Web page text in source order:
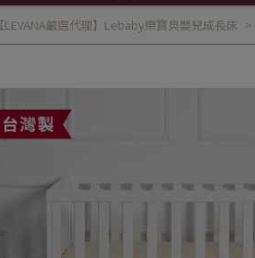
【LEVANA嚴選代理】Lebaby樂寶貝嬰兒成長床